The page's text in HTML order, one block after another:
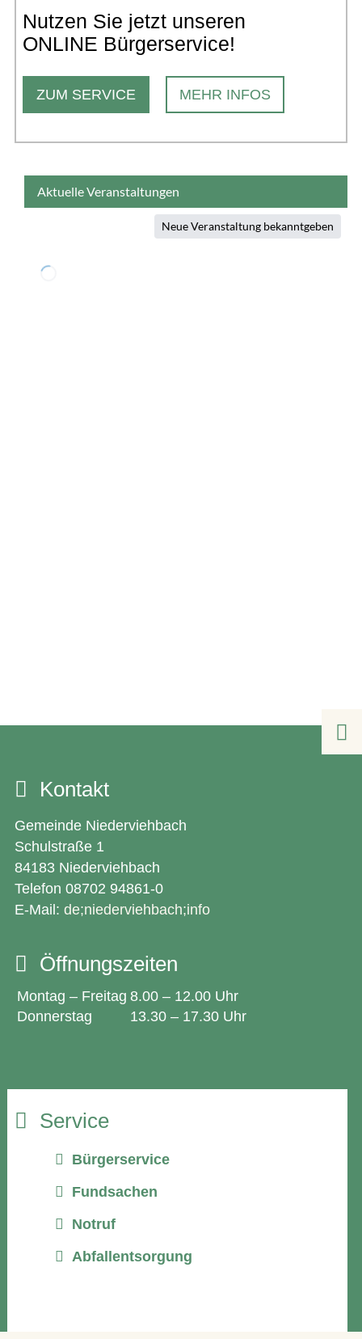
Nutzen Sie jetzt unseren
ONLINE Bürgerservice!
ZUM SERVICE MEHR INFOS
Kontakt
Gemeinde Niederviehbach
Schulstraße 1
84183 Niederviehbach
Telefon 08702 94861-0
E-Mail: de;niederviehbach;info
Öffnungszeiten
Montag – Freitag 8.00 – 12.00 Uhr
Donnerstag
13.30 – 17.30 Uhr
Service
Bürgerservice
Fundsachen
Notruf
Abfallentsorgung
